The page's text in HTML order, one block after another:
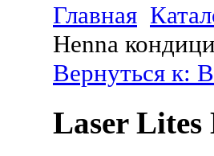
Главная
Henna
Вернуться к:
Laser Lites